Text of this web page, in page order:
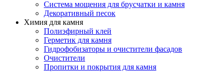
Система мощения для брусчатки и камня
Декоративный песок
Химия для камня
Полиэфирный клей
Герметик для камня
Гидрофобизаторы и очистители фасадов
Очистители
Пропитки и покрытия для камня